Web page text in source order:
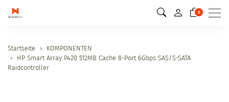
0
Startseite
KOMPONENTEN
HP Smart Array P420 512MB Cache 8-Port 6Gbps SAS/S-SATA
Raidcontroller